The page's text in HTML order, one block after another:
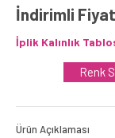
İndirimli
İplik Kalınlık
Renk
Ürün Açıklaması